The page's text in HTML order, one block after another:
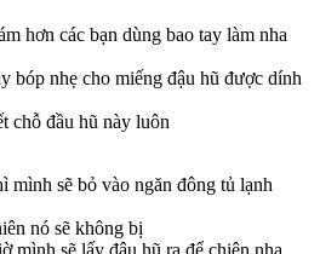
hơn các bạn dùng bao tay làm nha
bóp nhẹ cho miếng đậu hũ được dính
chỗ đầu hũ này luôn
mình sẽ bỏ vào ngăn đông tủ lạnh
nó sẽ không bị
mình sẽ lấy đậu hũ ra để chiên nha